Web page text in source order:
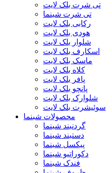
تی شرت بلک لایت
تی شرت شبنما
رکابی بلک لایت
هودی بلک لایت
شلوار بلک لایت
اسکارف بلک لایت
ماسک بلک لایت
کلاه بلک لایت
پافر بلک لایت
پانچو بلک لایت
شلوارک بلک لایت
سوئیشرت بلک لایت
محصولات شبنما
گردنبند شبنما
دستبند شبنما
پیکسل شبنما
دکوراتیو شبنما
فندک شبنما